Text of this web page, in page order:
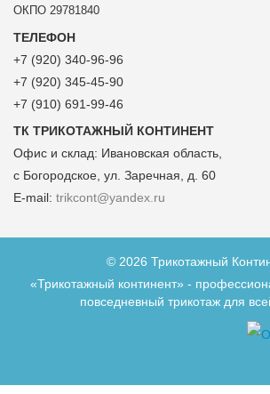
ОКПО 29781840
ТЕЛЕФОН
+7 (920) 340-96-96
+7 (920) 345-45-90
+7 (910) 691-99-46
ТК ТРИКОТАЖНЫЙ КОНТИНЕНТ
Офис и склад: Ивановская область,
с Богородское, ул. Заречная, д. 60
E-mail: trikcont@yandex.ru
© 2026 Трикотажный
«Трикотажный континент» -
повседневный трикотаж для